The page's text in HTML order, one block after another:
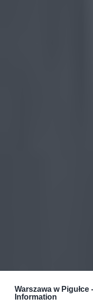
Warszawa w Pigułce -
Information